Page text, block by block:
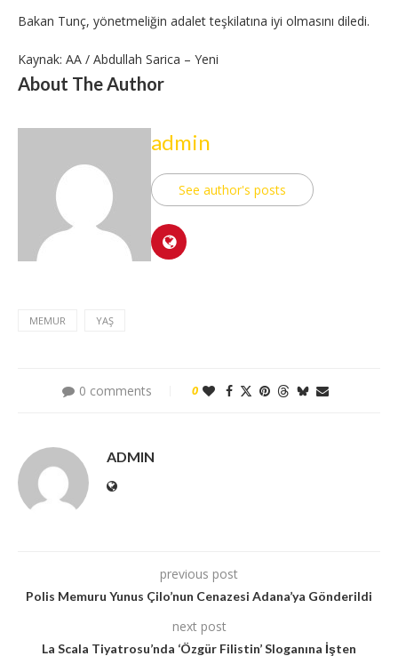
Bakan Tunç, yönetmeliğin adalet teşkilatına iyi olmasını diledi.
Kaynak: AA / Abdullah Sarica – Yeni
About The Author
admin
See author's posts
MEMUR YAŞ
0 comments 0
ADMIN
previous post
Polis Memuru Yunus Çilo’nun Cenazesi Adana’ya Gönderildi
next post
La Scala Tiyatrosu’nda ‘Özgür Filistin’ Sloganına İşten